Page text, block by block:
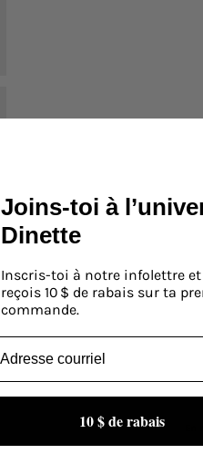
Joins-toi à
Dinette
Inscris-toi à notre infolettre et
reçois 10 $ de rabais sur ta
commande.
10 $ de rabais